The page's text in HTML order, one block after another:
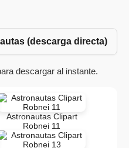
(descarga directa)
descargar al instante.
Astronautas Clipart
Robnei 11